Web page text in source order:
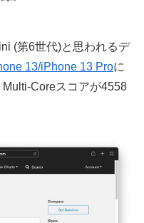
(第6世代)と思われるデ
13/iPhone 13 Proに
Coreスコアが4558